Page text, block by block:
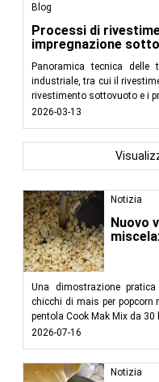
Notizia
Nuovo
Una dimostrazione
chicchi di mais per
pentola Cook Mak Mix da
2026-07-16
Notizia
Blog
Processi di
impregnazione
Panoramica tecnica delle
industriale, tra cui il
rivestimento sottovuoto e i
2026-03-13